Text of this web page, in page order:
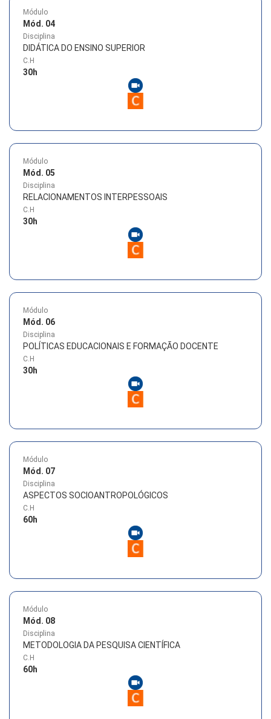
Módulo
Mód. 04
Disciplina
DIDÁTICA DO ENSINO SUPERIOR
C.H
30h
Módulo
Mód. 05
Disciplina
RELACIONAMENTOS INTERPESSOAIS
C.H
30h
Módulo
Mód. 06
Disciplina
POLÍTICAS EDUCACIONAIS E FORMAÇÃO DOCENTE
C.H
30h
Módulo
Mód. 07
Disciplina
ASPECTOS SOCIOANTROPOLÓGICOS
C.H
60h
Módulo
Mód. 08
Disciplina
METODOLOGIA DA PESQUISA CIENTÍFICA
C.H
60h